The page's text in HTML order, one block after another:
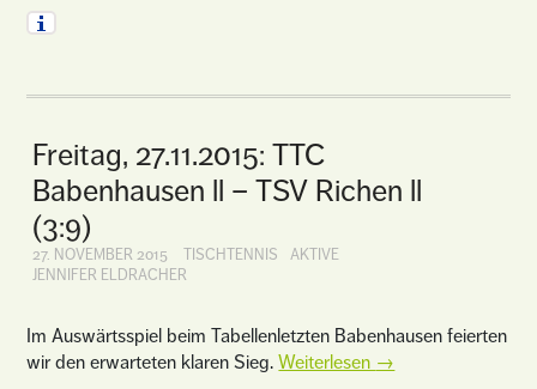
Freitag, 27.11.2015: TTC
Babenhausen ll – TSV Richen ll
(3:9)
27. NOVEMBER 2015 TISCHTENNIS
AKTIVE
JENNIFER ELDRACHER
Im Auswärtsspiel beim Tabellenletzten Babenhausen feierten
wir den erwarteten klaren Sieg.Weiterlesen →